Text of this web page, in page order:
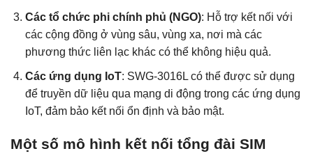
Các tổ chức phi chính phủ (NGO): Hỗ trợ kết nối với
các cộng đồng ở vùng sâu, vùng xa, nơi mà các
phương thức liên lạc khác có thể không hiệu quả.
Các ứng dụng IoT: SWG-3016L có thể được sử dụng
để truyền dữ liệu qua mạng di động trong các ứng dụng
IoT, đảm bảo kết nối ổn định và bảo mật.
Một số mô hình kết nối tổng đài SIM